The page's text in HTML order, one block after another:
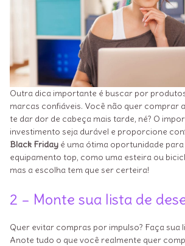
Outra dica importante é buscar por
marcas confiáveis. Você não quer comprar
te dar dor de cabeça mais tarde, né? O
investimento seja durável e proporcione
Black Friday é uma ótima oportunidade
equipamento top, como uma esteira ou
mas a escolha tem que ser certeira!
2 – Monte sua lista de
Quer evitar compras por impulso? Faça sua
Anote tudo o que você realmente quer